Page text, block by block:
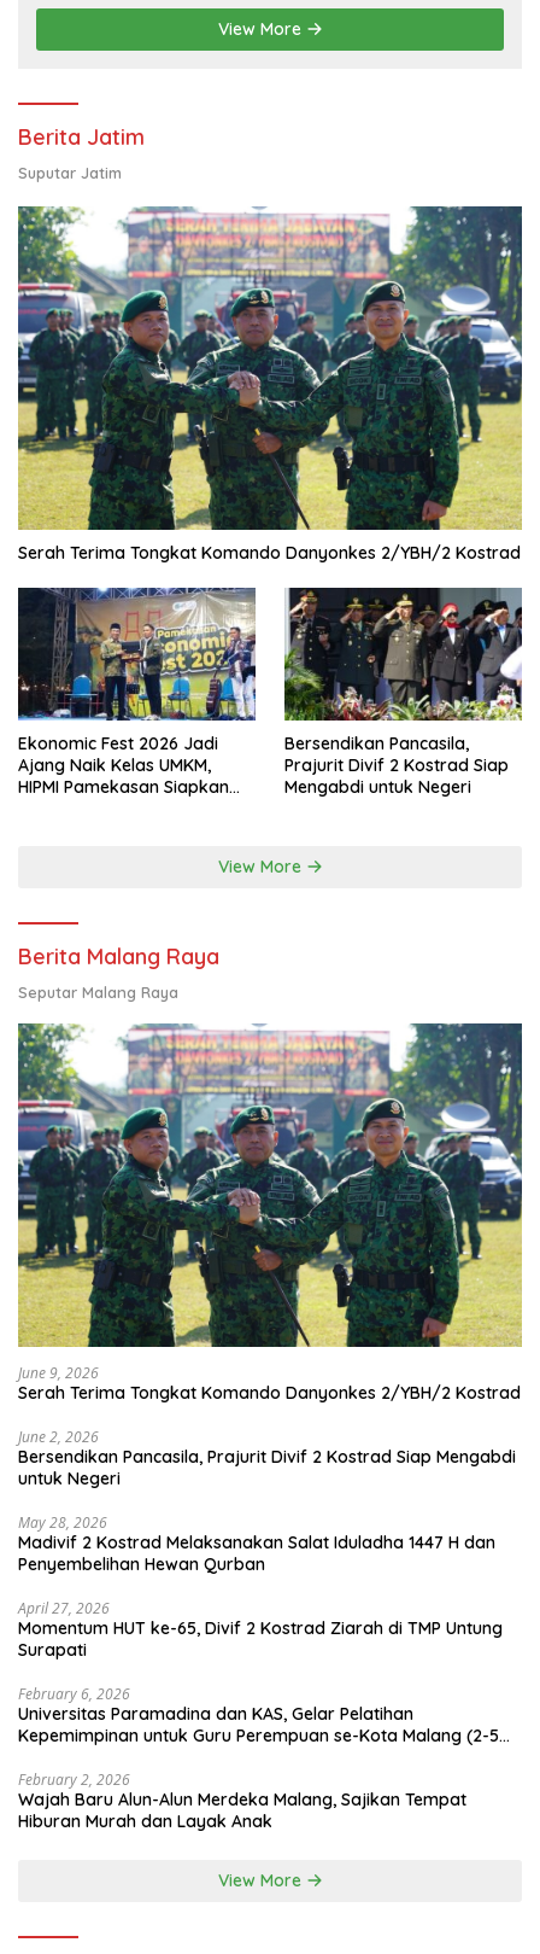
Pendampingan Usaha
View More
Berita Jatim
Suputar Jatim
Serah Terima Tongkat Komando Danyonkes 2/YBH/2 Kostrad
Ekonomic Fest 2026 Jadi
Ajang Naik Kelas UMKM,
HIPMI Pamekasan Siapkan
Bersendikan Pancasila,
Prajurit Divif 2 Kostrad Siap
Mengabdi untuk Negeri
View More
Berita Malang Raya
Seputar Malang Raya
June 9, 2026
Serah Terima Tongkat Komando Danyonkes 2/YBH/2 Kostrad
June 2, 2026
Bersendikan Pancasila, Prajurit Divif 2 Kostrad Siap Mengabdi
untuk Negeri
May 28, 2026
Madivif 2 Kostrad Melaksanakan Salat Iduladha 1447 H dan
Penyembelihan Hewan Qurban
April 27, 2026
Momentum HUT ke-65, Divif 2 Kostrad Ziarah di TMP Untung
Surapati
February 6, 2026
Universitas Paramadina dan KAS, Gelar Pelatihan
Kepemimpinan untuk Guru Perempuan se-Kota Malang (2-5
February 2, 2026
Wajah Baru Alun-Alun Merdeka Malang, Sajikan Tempat
Hiburan Murah dan Layak Anak
View More